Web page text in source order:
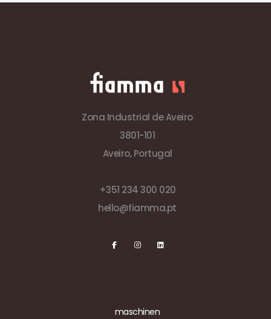
Zona Industrial de Aveiro
3801-101
Aveiro, Portugal
+351 234 300 020
hello@fiamma.pt
maschinen